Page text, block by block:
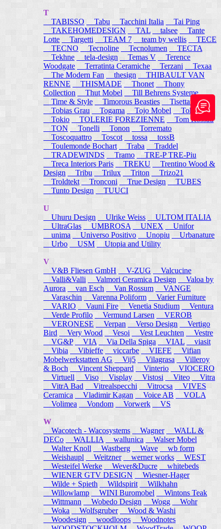
T
TABISSO
Tabu Tacchini Italia
Tai Ping
TAKEHOMEDESIGN
TAL talsee
Tante
Lotte
Targetti TEAM 7 team by wellis
TECE
TECNO
Tecnoline Tecnolumen
TECTA
Tekhne
tela-design Temas V
Terence
Woodgate
Terratinta Ceramiche Terzani
Texaa
The Modern Fan
thesign
THIBAULT VAN
RENNE
THISMADE Thonet
Thony
Collection
Thut Mobel
Till Behrens Systeme
Time & Style
Timorous Beasties
Tisettanta
Tobias Grau
Togama Tojo Mobel
Token
Tokio
TOLERIE FOREZIENNE
Tom Rossau
TON
Tonelli Tonon
Torremato
Toscoquattro
Toscot tossa
tossB
Toulemonde Bochart
Traba
Traddel
TRADEWINDS
Tramo
TRE-P TRE-Piu
Treca Interiors Paris
TREKU
Trentino Wood &
Design
Tribu Trilux Triton
Trizo21
Troldtekt Tronconi True Design
TUBES
Tunto Design
TUUCI
U
Uhuru Design
Ulrike Weiss
ULTOM ITALIA
UltraGlas
UMBROSA UNEX
Unifor
unima
Universo Positivo Unopiu
Urbanature
Urbo
USM Utopia and Utility
V
V&B Fliesen GmbH
V-ZUG
Valcucine
Valli&Valli
Valmori Ceramica Design
Valoa by
Aurora
van Esch Van Rossum
VANGE
Varaschin
Varenna Poliform
Varier Furniture
VARIO
Vauni Fire Venetia Studium
Ventura
Verde Profilo
Vermund Larsen
VEROB
VERONESE
Verpan Verso Design
Vertigo
Bird
Very Wood Vesoi Vest Leuchten
Vestre
VG&P
VIA Via Della Spiga VIAL
viasit
Vibia
Vibieffe viccarbe VIEFE
Vifian
Mobelwerkstatten AG
Vij5 Vilagrasa
Villeroy
& Boch
Vincent Sheppard Vinterio
VIOCERO
Virtuell
Viso Visplay Vistosi Viteo
Vitra
VitrA Bad
Vitrealspecchi Vitrocsa
VIVES
Ceramica
Vladimir Kagan Voice AB
VOLA
Volimea
Vondom Vorwerk VS
W
Wacotech - Wacosystems
Wagner
WALL &
DECo
WALLIA wallunica
Walser Mobel
Walter Knoll
Wastberg Wave
wb form
Weishaupl
Weitzner werner works
WEST
Westeifel Werke
Wever&Ducre
whitebeds
WIENER GTV DESIGN
Wiesner-Hager
Wilde + Spieth
Wildspirit
Wilkhahn
Willowlamp
WINI Buromobel
Wintons Teak
Wittmann
Wobedo Design Wogg
Wohr
Woka
Wolfsgruber
Wood & Washi
Woodesign
woodloops
Woodnotes